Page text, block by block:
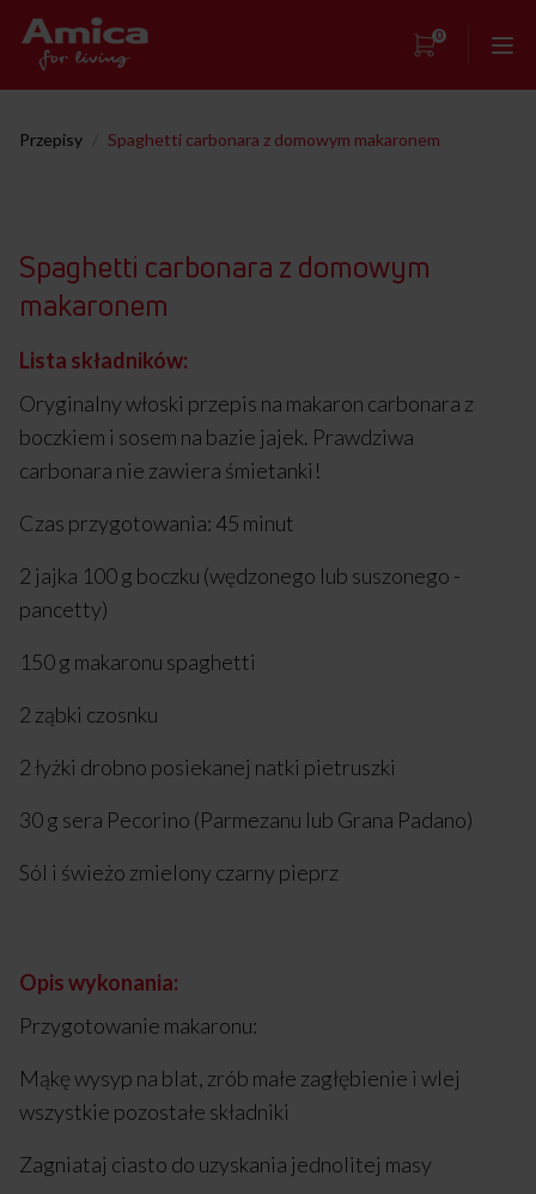
0
Strona główna
Przepisy
Przepisy Spaghetti carbonara z domowym makaronem
Spaghetti carbonara z domowym
makaronem
Lista składników:
Oryginalny włoski przepis na makaron carbonara z
boczkiem i sosem na bazie jajek. Prawdziwa
carbonara nie zawiera śmietanki!
Czas przygotowania: 45 minut
2 jajka 100 g boczku (wędzonego lub suszonego -
pancetty)
150 g makaronu spaghetti
2 ząbki czosnku
2 łyżki drobno posiekanej natki pietruszki
30 g sera Pecorino (Parmezanu lub Grana Padano)
Sól i świeżo zmielony czarny pieprz
Opis wykonania:
Przygotowanie makaronu:
Mąkę wysyp na blat, zrób małe zagłębienie i wlej
wszystkie pozostałe składniki
Zagniataj ciasto do uzyskania jednolitej masy